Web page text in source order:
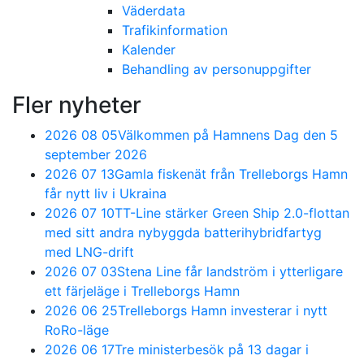
Väderdata
Trafikinformation
Kalender
Behandling av personuppgifter
Fler nyheter
2026 08 05Välkommen på Hamnens Dag den 5
september 2026
2026 07 13Gamla fiskenät från Trelleborgs Hamn
får nytt liv i Ukraina
2026 07 10TT-Line stärker Green Ship 2.0-flottan
med sitt andra nybyggda batterihybridfartyg
med LNG-drift
2026 07 03Stena Line får landström i ytterligare
ett färjeläge i Trelleborgs Hamn
2026 06 25Trelleborgs Hamn investerar i nytt
RoRo-läge
2026 06 17Tre ministerbesök på 13 dagar i